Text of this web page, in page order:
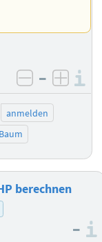
negativ
–
anmelden
berechnen
–